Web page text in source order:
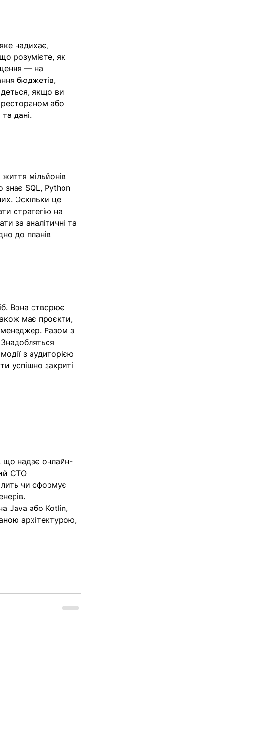
надихає,
розумієте, як
— на
бюджетів,
якщо ви
або
дані.
мільйонів
знає SQL, Python
Оскільки це
стратегію на
за аналітичні та
до планів
Вона створює
також має проєкти,
менеджер. Разом з
з аудиторією
успішно закриті
що надає онлайн-
СТО
чи сформує
Java або Kotlin,
архітектурою,